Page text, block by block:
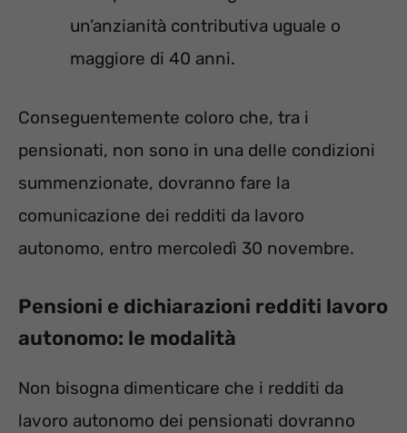
un’anzianità contributiva uguale o
maggiore di 40 anni.
Conseguentemente coloro che, tra i
pensionati, non sono in una delle condizioni
summenzionate, dovranno fare la
comunicazione dei redditi da lavoro
autonomo, entro mercoledì 30 novembre.
Pensioni e dichiarazioni redditi lavoro
autonomo: le modalità
Non bisogna dimenticare che i redditi da
lavoro autonomo dei pensionati dovranno